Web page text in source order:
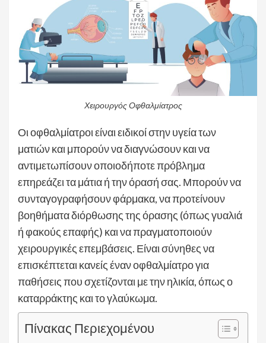
Χειρουργός Οφθαλμίατρος
Οι οφθαλμίατροι είναι ειδικοί στην υγεία των
ματιών και μπορούν να διαγνώσουν και να
αντιμετωπίσουν οποιοδήποτε πρόβλημα
επηρεάζει τα μάτια ή την όρασή σας. Μπορούν να
συνταγογραφήσουν φάρμακα, να προτείνουν
βοηθήματα διόρθωσης της όρασης (όπως γυαλιά
ή φακούς επαφής) και να πραγματοποιούν
χειρουργικές επεμβάσεις. Είναι σύνηθες να
επισκέπτεται κανείς έναν οφθαλμίατρο για
παθήσεις που σχετίζονται με την ηλικία, όπως ο
καταρράκτης και το γλαύκωμα.
Πίνακας Περιεχομένου